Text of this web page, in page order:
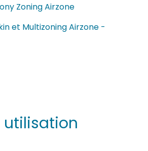
Zoning Airzone
et Multizoning Airzone -
utilisation